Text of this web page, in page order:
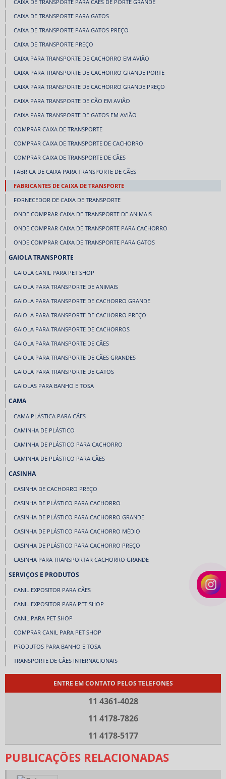
CAIXA DE TRANSPORTE PARA CÃES DE PORTE GRANDE
CAIXA DE TRANSPORTE PARA GATOS
CAIXA DE TRANSPORTE PARA GATOS PREÇO
CAIXA DE TRANSPORTE PREÇO
CAIXA PARA TRANSPORTE DE CACHORRO EM AVIÃO
CAIXA PARA TRANSPORTE DE CACHORRO GRANDE PORTE
CAIXA PARA TRANSPORTE DE CACHORRO GRANDE PREÇO
CAIXA PARA TRANSPORTE DE CÃO EM AVIÃO
CAIXA PARA TRANSPORTE DE GATOS EM AVIÃO
COMPRAR CAIXA DE TRANSPORTE
COMPRAR CAIXA DE TRANSPORTE DE CACHORRO
COMPRAR CAIXA DE TRANSPORTE DE CÃES
FABRICA DE CAIXA PARA TRANSPORTE DE CÃES
FABRICANTES DE CAIXA DE TRANSPORTE
FORNECEDOR DE CAIXA DE TRANSPORTE
ONDE COMPRAR CAIXA DE TRANSPORTE DE ANIMAIS
ONDE COMPRAR CAIXA DE TRANSPORTE PARA CACHORRO
ONDE COMPRAR CAIXA DE TRANSPORTE PARA GATOS
GAIOLA TRANSPORTE
GAIOLA CANIL PARA PET SHOP
GAIOLA PARA TRANSPORTE DE ANIMAIS
GAIOLA PARA TRANSPORTE DE CACHORRO GRANDE
GAIOLA PARA TRANSPORTE DE CACHORRO PREÇO
GAIOLA PARA TRANSPORTE DE CACHORROS
GAIOLA PARA TRANSPORTE DE CÃES
GAIOLA PARA TRANSPORTE DE CÃES GRANDES
GAIOLA PARA TRANSPORTE DE GATOS
GAIOLAS PARA BANHO E TOSA
CAMA
CAMA PLÁSTICA PARA CÃES
CAMINHA DE PLÁSTICO
CAMINHA DE PLÁSTICO PARA CACHORRO
CAMINHA DE PLÁSTICO PARA CÃES
CASINHA
CASINHA DE CACHORRO PREÇO
CASINHA DE PLÁSTICO PARA CACHORRO
CASINHA DE PLÁSTICO PARA CACHORRO GRANDE
CASINHA DE PLÁSTICO PARA CACHORRO MÉDIO
CASINHA DE PLÁSTICO PARA CACHORRO PREÇO
CASINHA PARA TRANSPORTAR CACHORRO GRANDE
SERVIÇOS E PRODUTOS
CANIL EXPOSITOR PARA CÃES
CANIL EXPOSITOR PARA PET SHOP
CANIL PARA PET SHOP
COMPRAR CANIL PARA PET SHOP
PRODUTOS PARA BANHO E TOSA
TRANSPORTE DE CÃES INTERNACIONAIS
ENTRE EM CONTATO PELOS TELEFONES
11 4361-4028
11 4178-7826
11 4178-5177
PUBLICAÇÕES RELACIONADAS